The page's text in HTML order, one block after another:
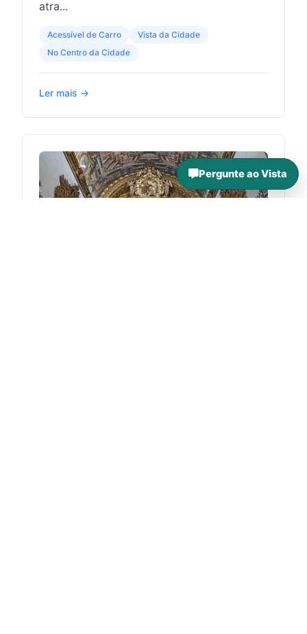
atra...
Acessível de Carro
Vista da Cidade
No Centro da Cidade
Ler mais →
Pergunte ao Vista